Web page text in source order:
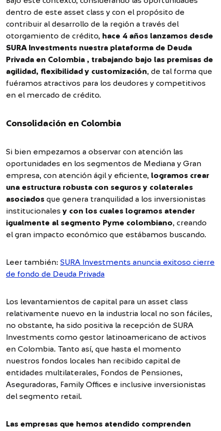
dentro de este asset class y con el propósito de
contribuir al desarrollo de la región a través del
otorgamiento de crédito, hace 4 años lanzamos desde
SURA Investments nuestra plataforma de Deuda
Privada en Colombia , trabajando bajo las premisas de
agilidad, flexibilidad y customización, de tal forma que
fuéramos atractivos para los deudores y competitivos
en el mercado de crédito.
Consolidación en Colombia
Si bien empezamos a observar con atención las
oportunidades en los segmentos de Mediana y Gran
empresa, con atención ágil y eficiente, logramos crear
una estructura robusta con seguros y colaterales
asociados que genera tranquilidad a los inversionistas
institucionalesy con los cuales logramos atender
igualmente al segmento Pyme colombiano, creando
el gran impacto económico que estábamos buscando.
Leer también: SURA Investments anuncia exitoso cierre
de fondo de Deuda Privada
Los levantamientos de capital para un asset class
relativamente nuevo en la industria local no son fáciles,
no obstante, ha sido positiva la recepción de SURA
Investments como gestor latinoamericano de activos
en Colombia. Tanto así, que hasta el momento
nuestros fondos locales han recibido capital de
entidades multilaterales, Fondos de Pensiones,
Aseguradoras, Family Offices e inclusive inversionistas
del segmento retail.
Las empresas que hemos atendido comprenden